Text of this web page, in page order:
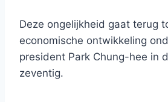
Deze ongelijkheid gaat terug
economische ontwikkeling
president Park Chung-hee in
zeventig.